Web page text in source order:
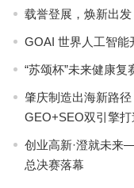
载誉登展，焕新出
GOAI 世界人工智能
“苏颂杯”未来健康
肇庆制造出海新路
GEO+SEO双引擎
创业高新·澄就未来
总决赛落幕